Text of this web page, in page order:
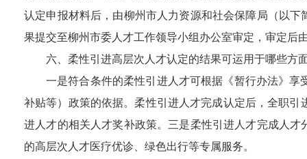
认定申报材料后， 由柳州市人力资源和社会保障局（以下
果提交至柳州市委人才工作领导小组办公室审定，审定后
六
柔性引进高层次人才认定的结果可运用于哪些方
一是符合条件的柔性引进人才可根据《暂行办法》享
补贴等）政策的依据。柔性引进人才完成认定后，全职
进人才的相关人才奖补政策。 三是柔性引进人才完成人才
的高层次人才医疗优诊、 绿色出行等专属服务。